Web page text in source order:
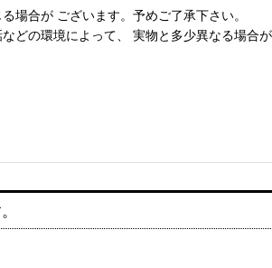
場合が ございます。予めご了承下さい。
どの環境によって、 実物と多少異なる場合